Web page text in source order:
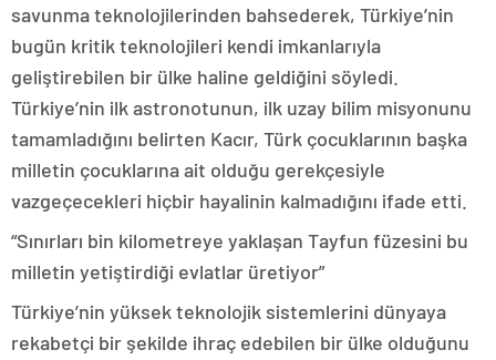
savunma teknolojilerinden bahsederek, Türkiye’nin
bugün kritik teknolojileri kendi imkanlarıyla
geliştirebilen bir ülke haline geldiğini söyledi.
Türkiye’nin ilk astronotunun, ilk uzay bilim misyonunu
tamamladığını belirten Kacır, Türk çocuklarının başka
milletin çocuklarına ait olduğu gerekçesiyle
vazgeçecekleri hiçbir hayalinin kalmadığını ifade etti.
“Sınırları bin kilometreye yaklaşan Tayfun füzesini bu
milletin yetiştirdiği evlatlar üretiyor”
Türkiye’nin yüksek teknolojik sistemlerini dünyaya
rekabetçi bir şekilde ihraç edebilen bir ülke olduğunu